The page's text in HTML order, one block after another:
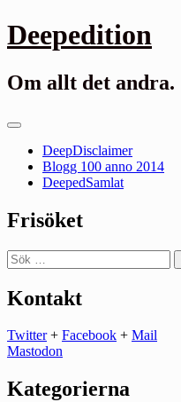
Gå
till
Deepedition
Om allt det andra.
Primär
DeepDisclaimer
Blogg 100 anno 2014
DeepedSamlat
Frisöket
Sök
efter:
Kontakt
Twitter+ Facebook + Mail
Mastodon
Kategorierna